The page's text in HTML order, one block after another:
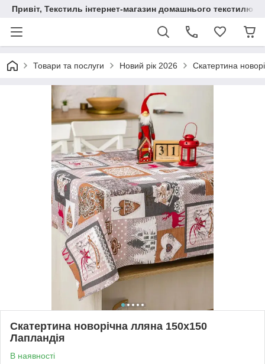
Привіт, Текстиль інтернет-магазин домашнього текстилю
Товари та послуги Новий рік 2026 Скатертина
Скатертина новорічна лляна 150х150
Лапландія
В наявності